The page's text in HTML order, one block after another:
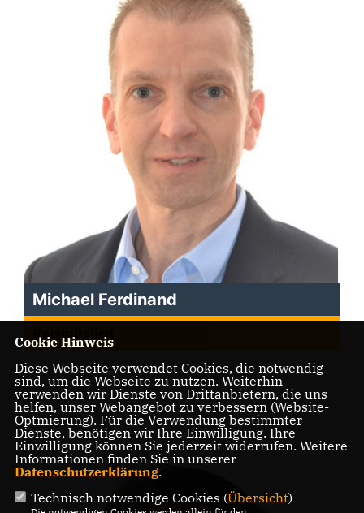
Michael Ferdinand
Cookie Hinweis
Diese Webseite verwendet Cookies, die notwendig
sind, um die Webseite zu nutzen. Weiterhin
verwenden wir Dienste von Drittanbietern, die uns
helfen, unser Webangebot zu verbessern (Website-
Optmierung). Für die Verwendung bestimmter
Dienste, benötigen wir Ihre Einwilligung. Ihre
Einwilligung können Sie jederzeit widerrufen. Weitere
Informationen finden Sie in unserer
Datenschutzerklärung.
Technisch notwendige Cookies (Übersicht)